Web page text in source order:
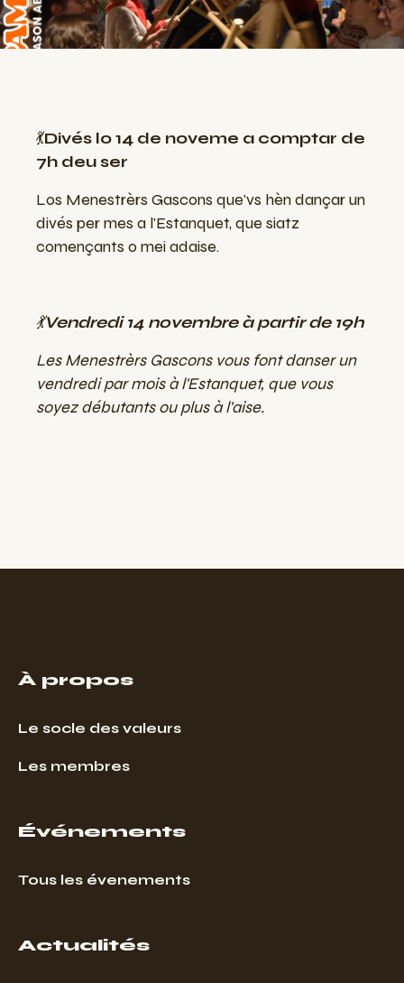
💃Divés lo 14 de noveme a comptar de
7h deu ser
Los Menestrèrs Gascons que'vs hèn dançar un
divés per mes a l'Estanquet, que siatz
començants o mei adaise.
💃Vendredi 14 novembre à partir de 19h
Les Menestrèrs Gascons vous font danser un
vendredi par mois à l'Estanquet, que vous
soyez débutants ou plus à l'aise.
À propos
Le socle des valeurs
Les membres
Événements
Tous les évenements
Actualités